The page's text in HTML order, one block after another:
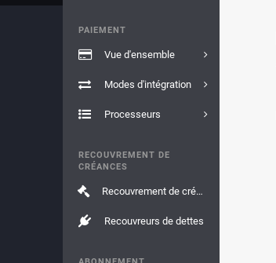
PAIEMENT
Vue d'ensemble
Modes d'intégration
Processeurs
RECOUVREMENT DE
CRÉANCES
Recouvrement de créances
Recouvreurs de dettes